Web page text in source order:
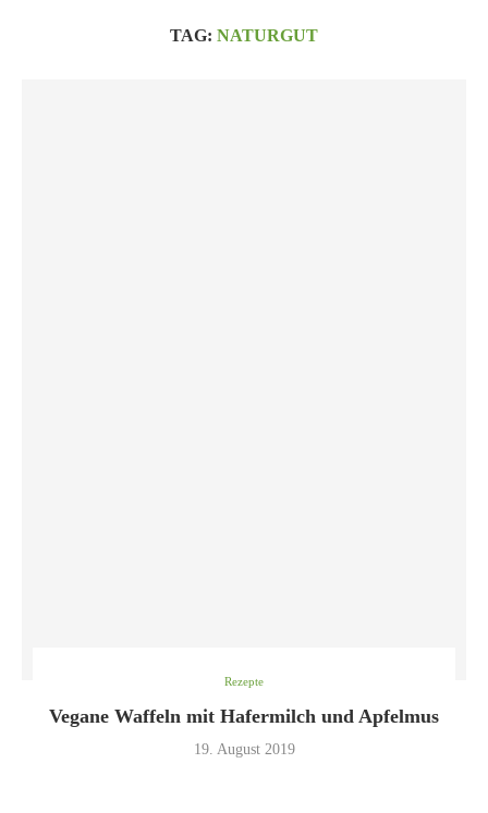
TAG: NATURGUT
Rezepte
Vegane Waffeln mit Hafermilch und Apfelmus
19. August 2019